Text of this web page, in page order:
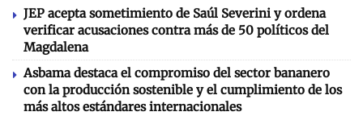
JEP acepta sometimiento de Saúl Severini y ordena
verificar acusaciones contra más de 50 políticos del
Magdalena
Asbama destaca el compromiso del sector bananero
con la producción sostenible y el cumplimiento de los
más altos estándares internacionales